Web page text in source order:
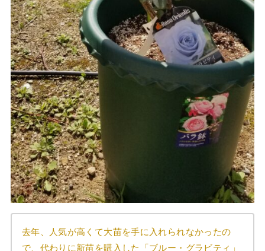
去年、人気が高くて大苗を手に入れられなかったの
で、代わりに新苗を購入した「ブルー・グラビティ」